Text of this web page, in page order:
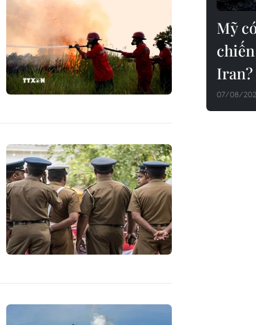
Mỹ
Iran?
07/08/